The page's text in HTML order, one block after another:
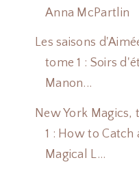
Anna McPartlin
Les saisons
tome 1 : Soirs
Manon...
New York Magics,
1 : How to Catch
Magical L...